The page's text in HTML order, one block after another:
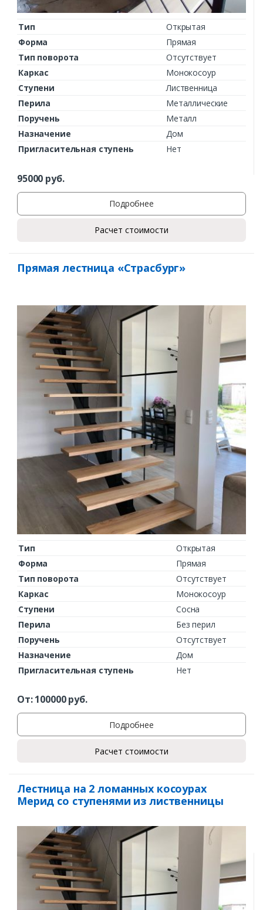
Ваш телефон*
Комментарий к заказу
Тип
Открытая
Форма
Прямая
Тип поворота
Отсутствует
Каркас
Монокосоур
Ступени
Лиственница
Перила
Металлические
Поручень
Металл
Назначение
Дом
Пригласительная ступень
Нет
95000 руб.
Подробнее
Расчет стоимости
Прямая лестница «Страсбург»
Тип
Открытая
Форма
Прямая
Тип поворота
Отсутствует
Каркас
Монокосоур
Ступени
Сосна
Перила
Без перил
Поручень
Отсутствует
Назначение
Дом
Пригласительная ступень
Нет
От:100000руб.
Подробнее
Расчет стоимости
Лестница на 2 ломанных косоурах
Мерид со ступенями из лиственницы